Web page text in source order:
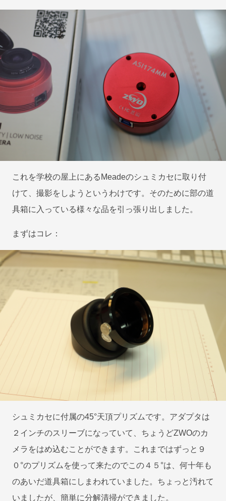
これを学校の屋上にあるMeadeのシュミカセに取り付
けて、撮影をしようというわけです。そのために部の道
具箱に入っている様々な品を引っ張り出しました。
まずはコレ：
シュミカセに付属の45°天頂プリズムです。アダプタは
２インチのスリーブになっていて、ちょうどZWOのカ
メラをはめ込むことができます。これまではずっと９
０°のプリズムを使って来たのでこの４５°は、何十年も
のあいだ道具箱にしまわれていました。ちょっと汚れて
いましたが、簡単に分解清掃ができました。